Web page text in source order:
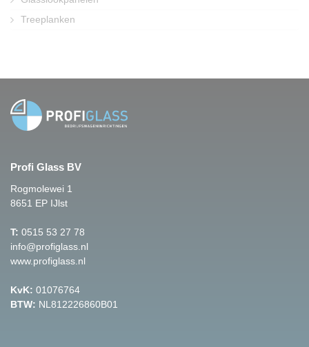
Treeplanken
Profi Glass BV
Rogmolewei 1
8651 EP IJlst
T: 0515 53 27 78
info@profiglass.nl
www.profiglass.nl
KvK: 01076764
BTW: NL812226860B01